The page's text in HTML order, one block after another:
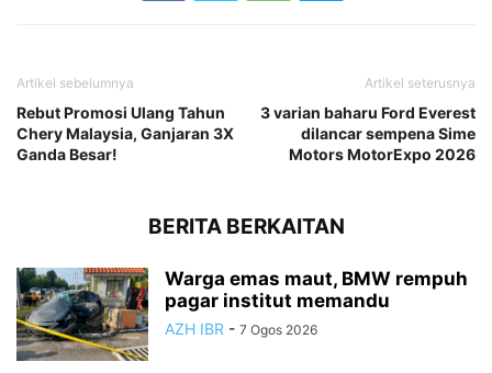
Artikel sebelumnya
Rebut Promosi Ulang Tahun
Chery Malaysia, Ganjaran 3X
Ganda Besar!
Artikel seterusnya
3 varian baharu Ford Everest
dilancar sempena Sime
Motors MotorExpo 2026
BERITA BERKAITAN
Warga emas maut, BMW rempuh
pagar institut memandu
AZH IBR - 7 Ogos 2026